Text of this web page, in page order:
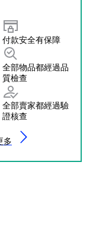
付款安全有保障
全部物品都經過品
質檢查
全部賣家都經過驗
證核查
多